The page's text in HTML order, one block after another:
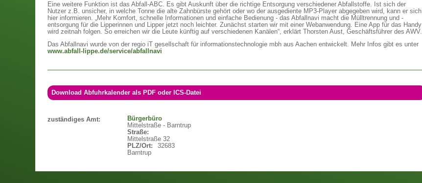
Eine weitere Funktion ist das Abfall-ABC. Es gibt Auskunft über die richtige Entsorgung verschiedener Abfallstoffe. Ist sich der
Nutzer z.B. unsicher, in welche Tonne die alte Zahnbürste gehört oder wo der ausgediente MP3-Player abgegeben wird, kann er sich
hier informieren. „Mehr Komfort, schnelle Informationen und einfache Bedienung - das Abfallnavi macht die Mülltrennung und -
entsorgung für die Lipperinnen und Lipper jetzt noch leichter. Zunächst starten wir mit einer Webanwendung. Eine App für das Handy
wird zeitnah folgen. So erreichen wir die Leute künftig auf verschiedenen Kanälen“, erklärt Thorsten Aust, Geschäftsführer des AWV.
Das Abfallnavi wurde von der regio iT gesellschaft für informationstechnologie mbh aus Aachen entwickelt. Mehr Infos gibt es unter
www.abfall-lippe.de/service/abfallnavi
Download Abfuhrkalender als PDF oder ICS-Datei
zuständiges Amt:
Bürgerbüro
Mittelstraße - Barntrup
Straße:
Mittelstraße 32
PLZ/Ort:
32683
Barntrup